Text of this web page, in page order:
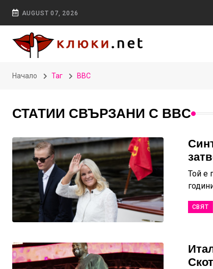
AUGUST 07, 2026
Начало Таг BBC
СТАТИИ СВЪРЗАНИ С BBC
Той е
СВЯТ
Скот